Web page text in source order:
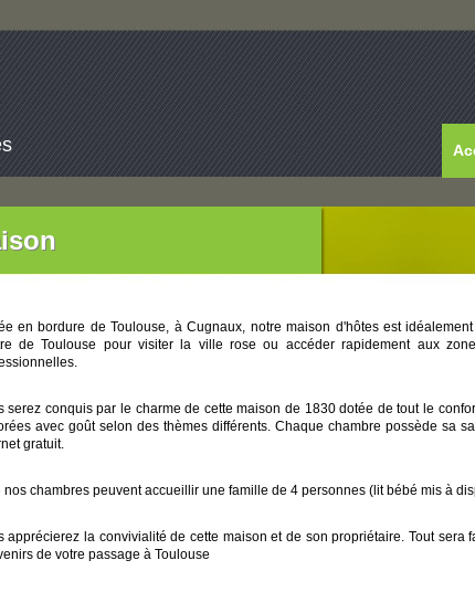
en bordure de Toulouse, à Cugnaux, notre maison d'hôtes est
de Toulouse pour visiter la ville rose ou accéder rapidement aux
serez conquis par le charme de cette maison de 1830 dotée de tout le
avec goût selon des thèmes différents. Chaque chambre possède sa
gratuit.
nos chambres peuvent accueillir une famille de 4 personnes (lit bébé mis à
apprécierez la convivialité de cette maison et de son propriétaire. Tout
de votre passage à Toulouse